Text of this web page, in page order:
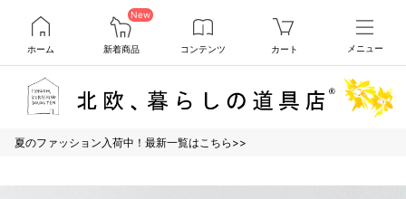
ホーム
New
新着商品 コンテンツ カート メニュー
夏のファッション入荷中！最新一覧はこちら>>